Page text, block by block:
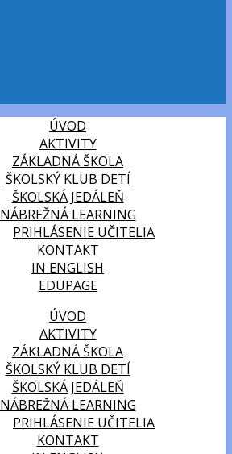
ÚVOD
AKTIVITY
ZÁKLADNÁ ŠKOLA
ŠKOLSKÝ KLUB DETÍ
ŠKOLSKÁ JEDÁLEŇ
NÁBREŽNÁ LEARNING
PRIHLÁSENIE UČITELIA
KONTAKT
IN ENGLISH
EDUPAGE
ÚVOD
AKTIVITY
ZÁKLADNÁ ŠKOLA
ŠKOLSKÝ KLUB DETÍ
ŠKOLSKÁ JEDÁLEŇ
NÁBREŽNÁ LEARNING
PRIHLÁSENIE UČITELIA
KONTAKT